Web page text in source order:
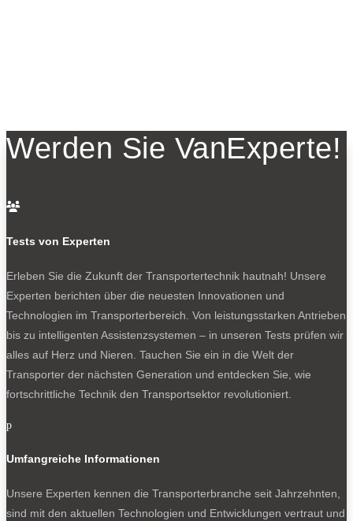
Werden Sie VanExperte!

Tests von Experten
Erleben Sie die Zukunft der Transportertechnik hautnah! Unsere
Experten berichten über die neuesten Innovationen und
Technologien im Transporterbereich. Von leistungsstarken Antrieben
bis zu intelligenten Assistenzsystemen – in unseren Tests prüfen wir
alles auf Herz und Nieren. Tauchen Sie ein in die Welt der
Transporter der nächsten Generation und entdecken Sie, wie
fortschrittliche Technik den Transportsektor revolutioniert.
p
Umfangreiche Informationen
Unsere Experten kennen die Transporterbranche seit Jahrzehnten,
sind mit den aktuellen Technologien und Entwicklungen vertraut und